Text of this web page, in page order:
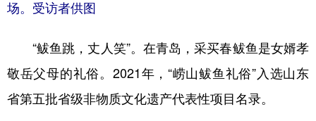
多语种频道
English Español Français عربى
Русский язык 日本語 한국어
Deutsch Português
场。受访者供图
“鲅鱼跳，丈人笑”。在青岛，采买春鲅鱼是女婿孝
敬岳父母的礼俗。2021年，“崂山鲅鱼礼俗”入选山东
省第五批省级非物质文化遗产代表性项目名录。